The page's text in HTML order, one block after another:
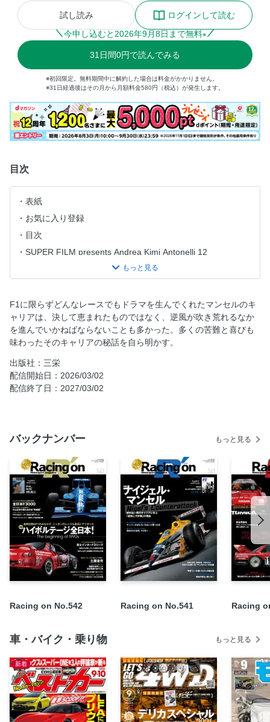
試し読み
ログインして読む
今申し込むと 2026年9月8日まで無料※
31 日間0円で読んでみる
※初回限定。無料期間中に解約した場合は料金がかかりません。
※31日経過後はその月から月額料金580円（税込）が発生します。
目次
表紙
お気に入り登録
目次
SUPER FILM presents Andrea Kimi Antonelli 12
創刊40周年の御礼と季刊化リニューアルのお知らせ
「逆境こそ好機」の理由
はじめに 実はセナよりもお好きでしたよね？
本人が回想する、逆境に歯向かい続けたその半生 折れそう
でもなお、百折不撓
不屈のキャリア Part1 Williams 1986 ＆ 1988 下剋上まで、
あと一歩
撮り下ろしマシンギャラリー 1988 Williams FW12 Judd
一矢報いた90年エストリル優勝車を細部探訪 引退宣言から
“数字”で見るナイジェル・マンセル「31」「1」「13」「5」
不屈のキャリア Part3 Indy Car（CART） 王者は大将にあら
ず
いま、マンセルをホビーで愛す １：SPARK／再現度も満足
度も高い1/18
ナイジェル・マンセル“らしさ”あふれる F1名＆迷レース［5
＋1］選
Looking Back リザルトに見る物語 第34回 1980年ヨーロッ
セバスチャン・ベッテルのマンセル愛 マイヒーローと結ん
いま、マンセルをホビーで愛す ２：HASEGAWA／当時のプ
ナイジェル・マンセル×アイルトン・セナ 憎しみなき宿敵関
係!?
おわりに 愛すべき“マンちゃん”でいてくれてありがとう
auto sport Web shop
F1に限らずどんなレースでもドラマを生んでくれたマンセルのキ
ャリアは、決して恵まれたものではなく、逆風が吹き荒れるなか
を進んでいかねばならないことも多かった。多くの苦難と喜びも
味わったそのキャリアの秘話を自ら明かす。
出版社：三栄
配信開始日：2026/03/02
配信終了日：2027/03/02
バックナンバー もっと見る
Racing on No.542 Racing on No.541 Racing
車・バイク・乗り物 もっと見る
新着